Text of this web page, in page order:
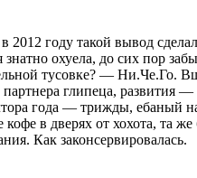
году такой вывод
охуела, до сих пор
тусовке? — Ни.Че.Го.
глипеца,
года — трижды,
в дверях от хохота, та
Как законсервировалась.